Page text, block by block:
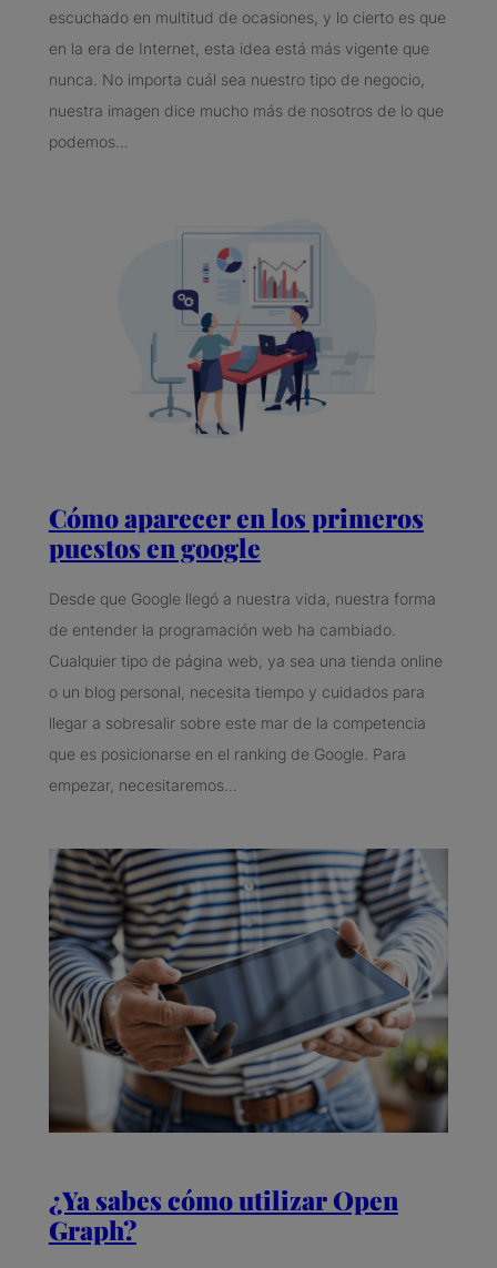
escuchado en multitud de ocasiones, y lo cierto es que
en la era de Internet, esta idea está más vigente que
nunca. No importa cuál sea nuestro tipo de negocio,
nuestra imagen dice mucho más de nosotros de lo que
podemos…
Cómo aparecer en los primeros
puestos en google
Desde que Google llegó a nuestra vida, nuestra forma
de entender la programación web ha cambiado.
Cualquier tipo de página web, ya sea una tienda online
o un blog personal, necesita tiempo y cuidados para
llegar a sobresalir sobre este mar de la competencia
que es posicionarse en el ranking de Google. Para
empezar, necesitaremos…
¿Ya sabes cómo utilizar Open
Graph?